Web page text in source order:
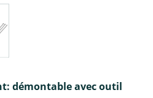
démontable avec outil